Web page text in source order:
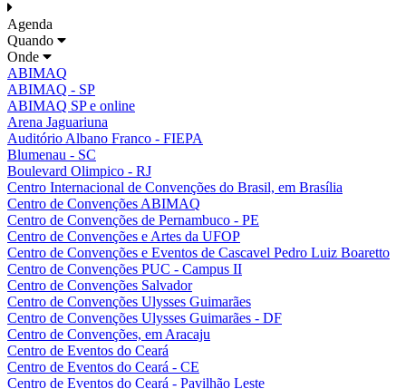
Agenda
Quando
Onde
ABIMAQ
ABIMAQ - SP
ABIMAQ SP e online
Arena Jaguariuna
Auditório Albano Franco - FIEPA
Blumenau - SC
Boulevard Olimpico - RJ
Centro Internacional de Convenções do Brasil, em Brasília
Centro de Convenções ABIMAQ
Centro de Convenções de Pernambuco - PE
Centro de Convenções e Artes da UFOP
Centro de Convenções e Eventos de Cascavel Pedro Luiz Boaretto
Centro de Convenções PUC - Campus II
Centro de Convenções Salvador
Centro de Convenções Ulysses Guimarães
Centro de Convenções Ulysses Guimarães - DF
Centro de Convenções, em Aracaju
Centro de Eventos do Ceará
Centro de Eventos do Ceará - CE
Centro de Eventos do Ceará - Pavilhão Leste